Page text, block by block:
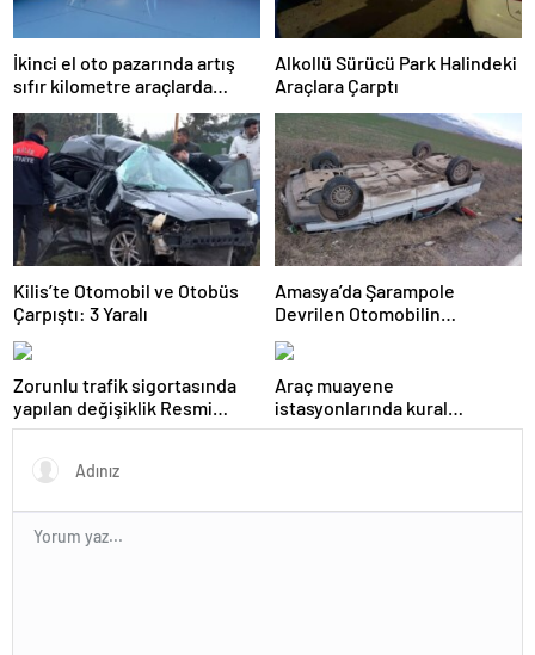
İkinci el oto pazarında artış
sıfır kilometre araçlarda
düşüşle beraber geldi
Alkollü Sürücü Park Halindeki
Araçlara Çarptı
Kilis’te Otomobil ve Otobüs
Çarpıştı: 3 Yaralı
Amasya’da Şarampole
Devrilen Otomobilin
Zorunlu trafik sigortasında
yapılan değişiklik Resmi
Gazete’de yayımlanarak
Araç muayene
istasyonlarında kural
değişikliği Resmi Gazete’de